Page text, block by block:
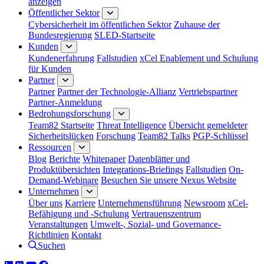
Öffentlicher Sektor
Cybersicherheit im öffentlichen Sektor Zuhause der
Bundesregierung SLED-Startseite
Kunden
Kundenerfahrung Fallstudien xCel Enablement und Schulung
für Kunden
Partner
Partner Partner der Technologie-Allianz Vertriebspartner
Partner-Anmeldung
Bedrohungsforschung
Team82 Startseite Threat Intelligence Übersicht gemeldeter
Sicherheitslücken Forschung Team82 Talks PGP-Schlüssel
Ressourcen
Blog Berichte Whitepaper Datenblätter und
Produktübersichten Integrations-Briefings Fallstudien On-
Demand-Webinare Besuchen Sie unsere Nexus Website
Unternehmen
Über uns Karriere Unternehmensführung Newsroom xCel-
Befähigung und -Schulung Vertrauenszentrum
Veranstaltungen Umwelt-, Sozial- und Governance-
Richtlinien Kontakt
Suchen